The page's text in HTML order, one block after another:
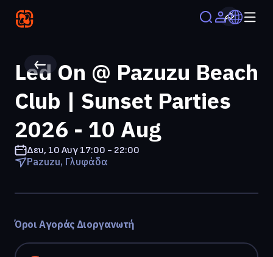
Led On @ Pazuzu Beach
Club | Sunset Parties
2026 - 10 Aug
Δευ, 10 Αυγ17:00 - 22:00
Pazuzu, Γλυφάδα
Όροι Αγοράς Διοργανωτή